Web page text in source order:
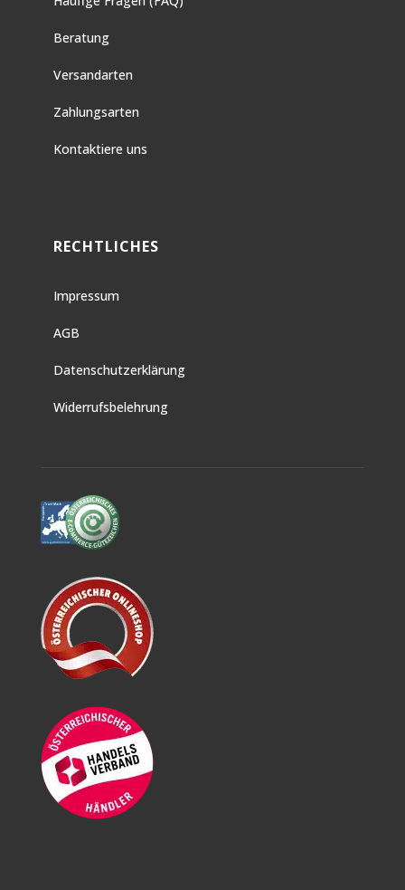
Beratung
Versandarten
Zahlungsarten
Kontaktiere uns
RECHTLICHES
Impressum
AGB
Datenschutzerklärung
Widerrufsbelehrung